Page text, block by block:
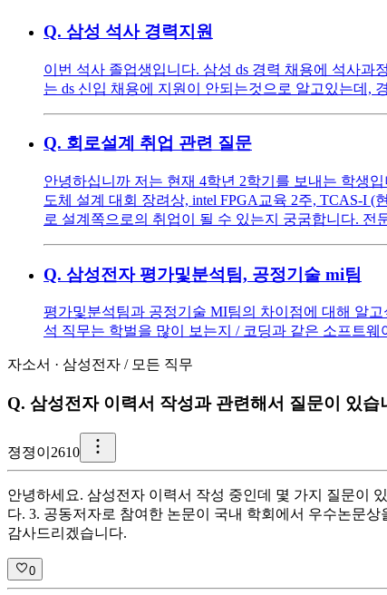
Q. 삼성 석사 경력지원
이번 석사 졸업생입니다. 삼성 ds 경력 채용에 석사
는 ds 신입 채용에 지원이 안되는것으로 알고있는데,
Q. 회로설계 취업 관련 질문
안녕하십니까 저는 현재 4학년 2학기를 보내는 학생
도체 설계 대회 장려상, intel FPGA교육 2주, TCAS-I (
로 설계쪽으로의 취업이 될 수 있는지 궁굼합니다.
Q. 삼성전자 평가및분석팀, 공정기술 mi팀
평가및분석팀과 공정기술 MI팀의 차이점에 대해 알
석 직무는 학벌을 많이 보는지 / 코딩과 같은 소프트
자소서 · 삼성전자 / 모든 직무
Q. 삼성전자 이력서 작성과 관련해서 질문이 있습
졍졍이2610
안녕하세요. 삼성전자 이력서 작성 중인데 몇 가지 질문이
다. 3. 공동저자로 참여한 논문이 국내 학회에서 우수논문
감사드리겠습니다.
0